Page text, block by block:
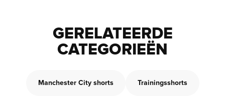
GERELATEERDE
CATEGORIEËN
Manchester City shorts Trainingsshorts